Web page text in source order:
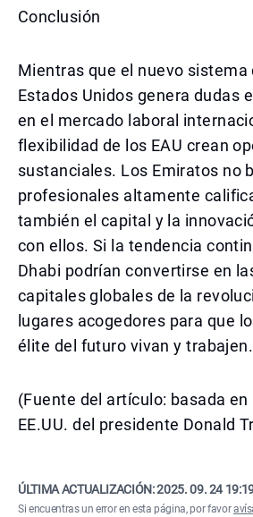
Conclusión
Mientras que el nuevo sistema
Estados Unidos genera dudas
en el mercado laboral
flexibilidad de los EAU crean
sustanciales. Los Emiratos no
profesionales altamente
también el capital y la
con ellos. Si la tendencia
Dhabi podrían convertirse en
capitales globales de la
lugares acogedores para que
élite del futuro vivan y trabajen.
(Fuente del artículo: basada
EE.UU. del presidente Donald
ÚLTIMA ACTUALIZACIÓN:2025. 09. 24
Si encuentras un error en esta página, por favor